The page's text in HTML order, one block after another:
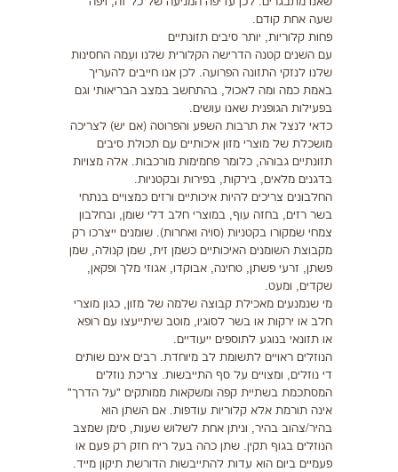
שעה אחת קודם.
פחות קלוריות, יותר סיבים תזונתיים
עם השנים קטנה הדרישה הקלורית שלנו ועִמה החסינות
שלנו לנזקי התזונה הפרועה. לכן אנו חייבים להעריך
באמת כמה ומה לאכול, בהתחשב במצב הבריאותי וגם
בפעילות הגופנית שאנו עושים.
כדאי לנצל את תרבות השפע והפרוטה (אם יש) לצריכה
מושכלת של מוצרי מזון איכותיים עם תכולת סיבים
תזונתיים גבוהה, כלומר פחמימות מורכבות. אלה מצויות
בדגנים מלאים, בירקות, בפירות ובקטניות.
החלבונים צריכים להיות איכותיים ורזים כמצויים בנתחי
בשר רזים, בחזה עוף, במוצרי חלב דלי שומן, ובחלבון
צמחי שמקורו בקטניות (סויה ואחרות). שומנים ייצרכו רק
מקבוצת השומנים האיכותיים כשמן זית, שמן קנולה, שמן
פשתן, זרעי פשתן, טחינה, אבוקדו, אגוזי מלך ופקאן,
שקדים, ומעט.
מי שנמנעים מאכילת קבוצה שלמה של מזון, כגון מוצרי
חלב או ירקות או בשר לסוגיו, מוטב שיתייעצו עם רופא
או תזונאי בנוגע לתוספים ייעודיים.
הנוזלים ראויים לתשומת לב מיוחדת. רבים אינם שותים
די נוזלים, ומצויים על סף התייבשות. צריכת נוזלים
המסתכמת בשתיית קפה ומשקאות ממותקים "על הדרך"
אינה תורמת אלא קלוריות עודפות. אם השתן הוא
בהיר/צהוב בהיר, וניתן אחת לשלוש שעות, סימן שמצב
הנוזלים בגוף תקין. שתן כהה בעל ריח חזק רק פעם או
פעמיים ביום הוא עדות להתייבשות הדורשת תיקון מייד.